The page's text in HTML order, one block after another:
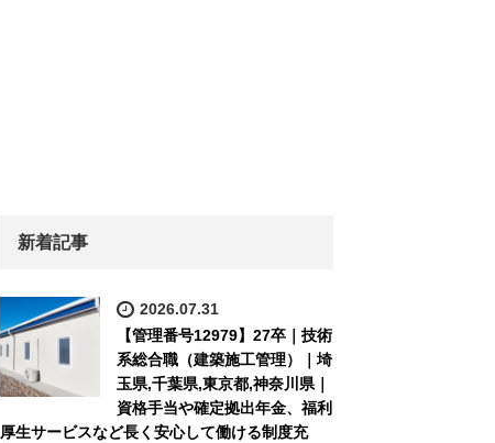
新着記事
2026.07.31
【管理番号12979】27卒｜技術
系総合職（建築施工管理）｜埼
玉県,千葉県,東京都,神奈川県｜
資格手当や確定拠出年金、福利
厚生サービスなど長く安心して働ける制度充